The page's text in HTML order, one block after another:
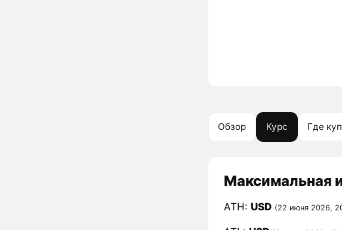
Обзор Курс Где
Максимальная
ATH: USD (22 июня 2026,